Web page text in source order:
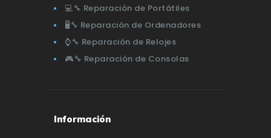
💻🔧 Reparación de Portátiles
🖥️🔧 Reparación de Ordenadores
⌚🔧 Reparación de Relojes
🎮🔧 Reparación de Consolas
Información